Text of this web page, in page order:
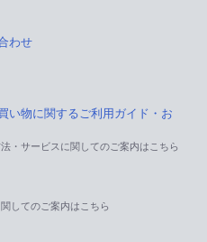
わせ
い物に関するご利用ガイド・お
・サービスに関してのご案内はこちら
してのご案内はこちら